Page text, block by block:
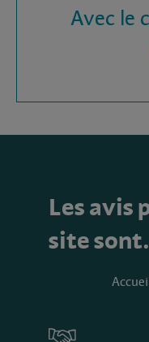
Avec le
Les avis
site